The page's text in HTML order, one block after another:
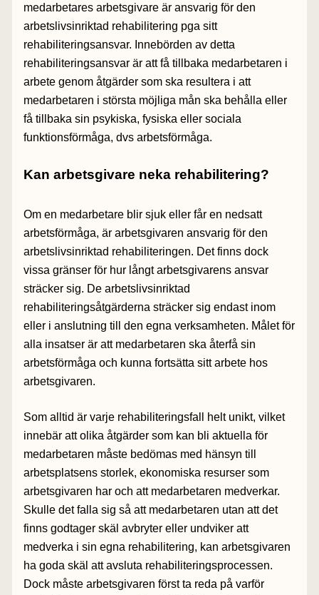
medarbetares arbetsgivare är ansvarig för den
arbetslivsinriktad rehabilitering pga sitt
rehabiliteringsansvar. Innebörden av detta
rehabiliteringsansvar är att få tillbaka medarbetaren i
arbete genom åtgärder som ska resultera i att
medarbetaren i största möjliga mån ska behålla eller
få tillbaka sin psykiska, fysiska eller sociala
funktionsförmåga, dvs arbetsförmåga.
Kan arbetsgivare neka rehabilitering?
Om en medarbetare blir sjuk eller får en nedsatt
arbetsförmåga, är arbetsgivaren ansvarig för den
arbetslivsinriktad rehabiliteringen. Det finns dock
vissa gränser för hur långt arbetsgivarens ansvar
sträcker sig. De arbetslivsinriktad
rehabiliteringsåtgärderna sträcker sig endast inom
eller i anslutning till den egna verksamheten. Målet för
alla insatser är att medarbetaren ska återfå sin
arbetsförmåga och kunna fortsätta sitt arbete hos
arbetsgivaren.
Som alltid är varje rehabiliteringsfall helt unikt, vilket
innebär att olika åtgärder som kan bli aktuella för
medarbetaren måste bedömas med hänsyn till
arbetsplatsens storlek, ekonomiska resurser som
arbetsgivaren har och att medarbetaren medverkar.
Skulle det falla sig så att medarbetaren utan att det
finns godtager skäl avbryter eller undviker att
medverka i sin egna rehabilitering, kan arbetsgivaren
ha goda skäl att avsluta rehabiliteringsprocessen.
Dock måste arbetsgivaren först ta reda på varför